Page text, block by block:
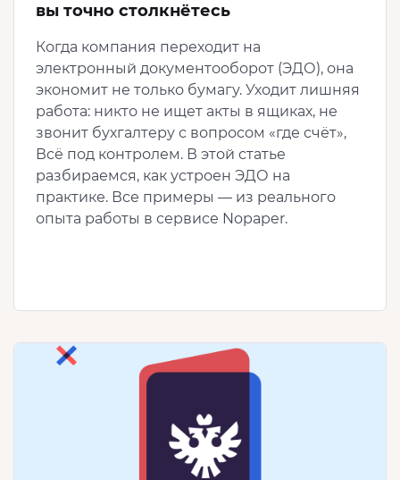
вы точно столкнётесь
Когда компания переходит на
электронный документооборот (ЭДО), она
экономит не только бумагу. Уходит лишняя
работа: никто не ищет акты в ящиках, не
звонит бухгалтеру с вопросом «где счёт»,
Всё под контролем. В этой статье
разбираемся, как устроен ЭДО на
практике. Все примеры — из реального
опыта работы в сервисе Nopaper.